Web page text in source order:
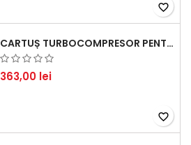
favorite_border
CARTUȘ TURBOCOMPRESOR PENTRU VW, AUDI, SEAT, SKODA - MOTOR DIESEL 2.0 TDI
363,00 lei
favorite_border